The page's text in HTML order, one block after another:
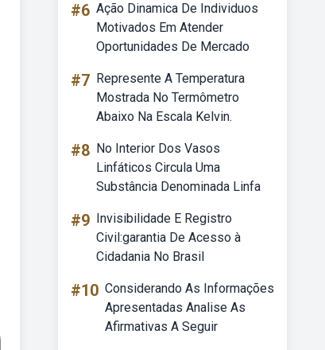
#6 Ação Dinamica De Individuos
Motivados Em Atender
Oportunidades De Mercado
#7 Represente A Temperatura
Mostrada No Termômetro
Abaixo Na Escala Kelvin.
#8 No Interior Dos Vasos
Linfáticos Circula Uma
Substância Denominada Linfa
#9 Invisibilidade E Registro
Civil:garantia De Acesso à
Cidadania No Brasil
#10 Considerando As Informações
Apresentadas Analise As
Afirmativas A Seguir